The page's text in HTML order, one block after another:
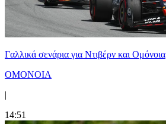
Γαλλικά σενάρια για Ντιβέρν και Ομόνοια
ΟΜΟΝΟΙΑ
|
14:51